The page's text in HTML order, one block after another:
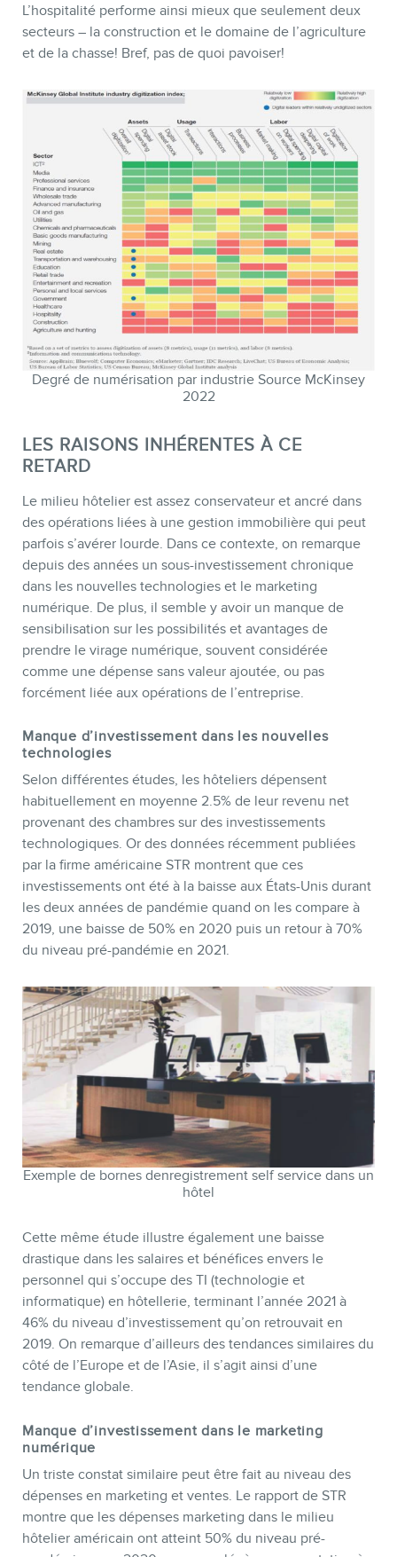
BOUTIQUE
BLOGUE
CONTACT
MEMBRES
INFOLETTRE
L’hospitalité performe ainsi mieux que seulement deux
secteurs – la construction et le domaine de l’agriculture
et de la chasse! Bref, pas de quoi pavoiser!
Degré de numérisation par industrie Source McKinsey
2022
LES RAISONS INHÉRENTES À CE
RETARD
Le milieu hôtelier est assez conservateur et ancré dans
des opérations liées à une gestion immobilière qui peut
parfois s’avérer lourde. Dans ce contexte, on remarque
depuis des années un sous-investissement chronique
dans les nouvelles technologies et le marketing
numérique. De plus, il semble y avoir un manque de
sensibilisation sur les possibilités et avantages de
prendre le virage numérique, souvent considérée
comme une dépense sans valeur ajoutée, ou pas
forcément liée aux opérations de l’entreprise.
Manque d’investissement dans les nouvelles
technologies
Selon différentes études, les hôteliers dépensent
habituellement en moyenne 2.5% de leur revenu net
provenant des chambres sur des investissements
technologiques. Or des données récemment publiées
par la firme américaine STR montrent que ces
investissements ont été à la baisse aux États-Unis durant
les deux années de pandémie quand on les compare à
2019, une baisse de 50% en 2020 puis un retour à 70%
du niveau pré-pandémie en 2021.
Exemple de bornes denregistrement self service dans un
hôtel
Cette même étude illustre également une baisse
drastique dans les salaires et bénéfices envers le
personnel qui s’occupe des TI (technologie et
informatique) en hôtellerie, terminant l’année 2021 à
46% du niveau d’investissement qu’on retrouvait en
2019. On remarque d’ailleurs des tendances similaires du
côté de l’Europe et de l’Asie, il s’agit ainsi d’une
tendance globale.
Manque d’investissement dans le marketing
numérique
Un triste constat similaire peut être fait au niveau des
dépenses en marketing et ventes. Le rapport de STR
montre que les dépenses marketing dans le milieu
hôtelier américain ont atteint 50% du niveau pré-